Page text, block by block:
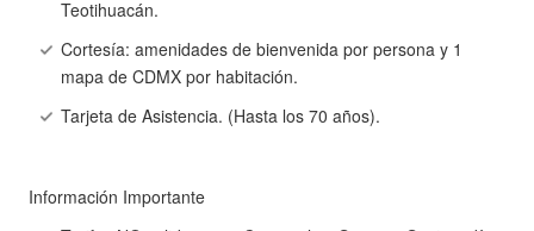
Teotihuacán.
Cortesía: amenidades de bienvenida por persona y 1
mapa de CDMX por habitación.
Tarjeta de Asistencia. (Hasta los 70 años).
Información Importante